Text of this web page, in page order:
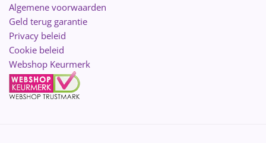
Algemene voorwaarden
Geld terug garantie
Privacy beleid
Cookie beleid
Webshop Keurmerk